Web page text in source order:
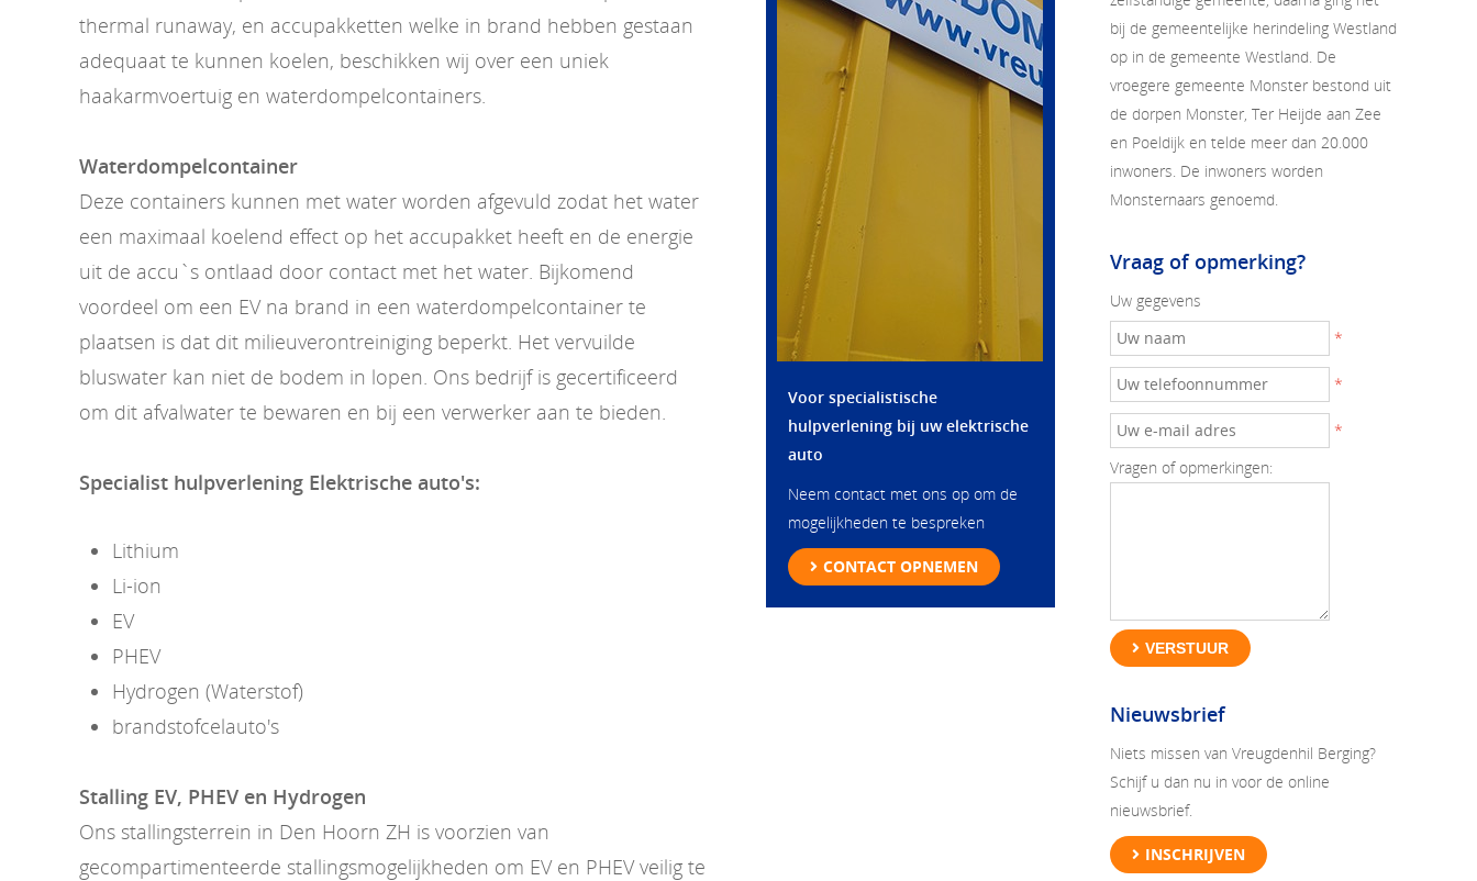
thermal runaway, en accupakketten welke in brand hebben gestaan
adequaat te kunnen koelen, beschikken wij over een uniek
haakarmvoertuig en waterdompelcontainers.
Waterdompelcontainer
Deze containers kunnen met water worden afgevuld zodat het water
een maximaal koelend effect op het accupakket heeft en de energie
uit de accu`s ontlaad door contact met het water. Bijkomend
voordeel om een EV na brand in een waterdompelcontainer te
plaatsen is dat dit milieuverontreiniging beperkt. Het vervuilde
bluswater kan niet de bodem in lopen. Ons bedrijf is gecertificeerd
om dit afvalwater te bewaren en bij een verwerker aan te bieden.
Specialist hulpverlening Elektrische auto's:
Lithium
Li-ion
EV
PHEV
Hydrogen (Waterstof)
brandstofcelauto's
Stalling EV, PHEV en Hydrogen
Ons stallingsterrein in Den Hoorn ZH is voorzien van
gecompartimenteerde stallingsmogelijkheden om EV en PHEV veilig te
Voor specialistische
hulpverlening bij uw elektrische
auto
Neem contact met ons op om de
mogelijkheden te bespreken
CONTACT OPNEMEN
bij de gemeentelijke herindeling Westland
op in de gemeente Westland. De
vroegere gemeente Monster bestond uit
de dorpen Monster, Ter Heijde aan Zee
en Poeldijk en telde meer dan 20.000
inwoners. De inwoners worden
Monsternaars genoemd.
Vraag of opmerking?
Uw gegevens
*
*
*
Vragen of opmerkingen:
VERSTUUR
Nieuwsbrief
Niets missen van Vreugdenhil Berging?
Schijf u dan nu in voor de online
nieuwsbrief.
INSCHRIJVEN